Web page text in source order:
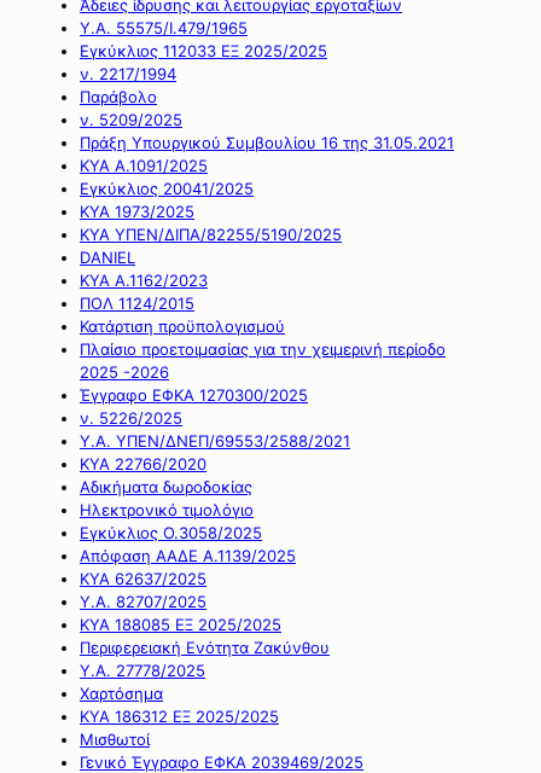
Άδειες ίδρυσης και λειτουργίας εργοταξίων
Υ.Α. 55575/Ι.479/1965
Εγκύκλιος 112033 ΕΞ 2025/2025
ν. 2217/1994
Παράβολο
ν. 5209/2025
Πράξη Υπουργικού Συμβουλίου 16 της 31.05.2021
ΚΥΑ Α.1091/2025
Εγκύκλιος 20041/2025
ΚΥΑ 1973/2025
ΚΥΑ ΥΠΕΝ/ΔΙΠΑ/82255/5190/2025
DANIEL
ΚΥΑ Α.1162/2023
ΠΟΛ 1124/2015
Κατάρτιση προϋπολογισμού
Πλαίσιο προετοιμασίας για την χειμερινή περίοδο
2025 -2026
Έγγραφο ΕΦΚΑ 1270300/2025
ν. 5226/2025
Υ.Α. ΥΠΕΝ/ΔΝΕΠ/69553/2588/2021
ΚΥΑ 22766/2020
Αδικήματα δωροδοκίας
Ηλεκτρονικό τιμολόγιο
Εγκύκλιος Ο.3058/2025
Απόφαση ΑΑΔΕ Α.1139/2025
ΚΥΑ 62637/2025
Υ.Α. 82707/2025
ΚΥΑ 188085 ΕΞ 2025/2025
Περιφερειακή Ενότητα Ζακύνθου
Υ.Α. 27778/2025
Χαρτόσημα
ΚΥΑ 186312 ΕΞ 2025/2025
Μισθωτοί
Γενικό Έγγραφο ΕΦΚΑ 2039469/2025